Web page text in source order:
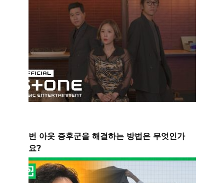
번 아웃 증후군을 해결하는 방법은 무엇인가
요?